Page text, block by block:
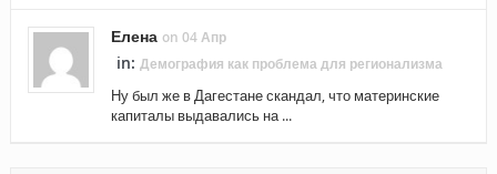
Елена on 04 Апр
in: Демография как проблема для регионализма
Ну был же в Дагестане скандал, что материнские
капиталы выдавались на ...